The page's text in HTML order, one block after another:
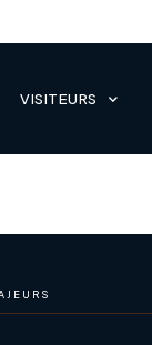
VISITEURS